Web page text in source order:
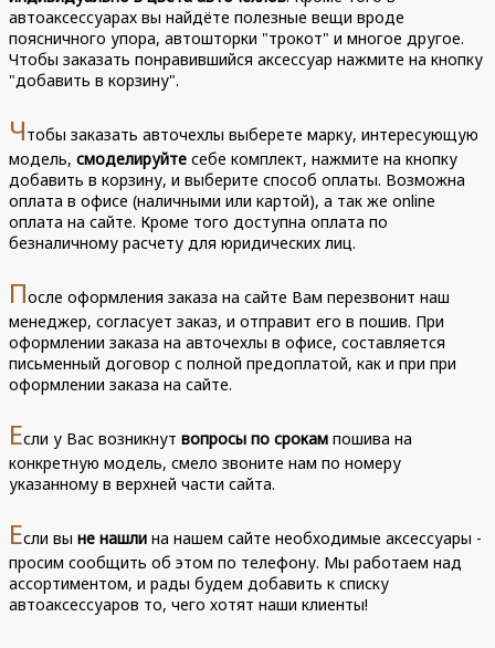
автоаксессуарах вы найдёте полезные вещи вроде
поясничного упора, автошторки "трокот" и многое другое.
Чтобы заказать понравившийся аксессуар нажмите на кнопку
"добавить в корзину".
Чтобы заказать авточехлы выберете марку, интересующую
модель,смоделируйте себе комплект, нажмите на кнопку
добавить в корзину, и выберите способ оплаты. Возможна
оплата в офисе (наличными или картой), а так же online
оплата на сайте. Кроме того доступна оплата по
безналичному расчету для юридических лиц.
После оформления заказа на сайте Вам перезвонит наш
менеджер, согласует заказ, и отправит его в пошив. При
оформлении заказа на авточехлы в офисе, составляется
письменный договор с полной предоплатой, как и при при
оформлении заказа на сайте.
Если у Вас возникнутвопросы по срокам пошива на
конкретную модель, смело звоните нам по номеру
указанному в верхней части сайта.
Если выне нашлина нашем сайте необходимые аксессуары -
просим сообщить об этом по телефону. Мы работаем над
ассортиментом, и рады будем добавить к списку
автоаксессуаров то, чего хотят наши клиенты!